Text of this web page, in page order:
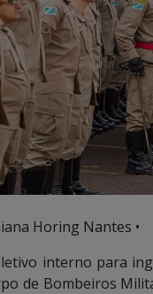
Horing Nantes •
interno para
de Bombeiros